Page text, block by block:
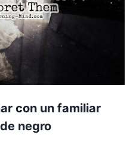
con un familiar
negro